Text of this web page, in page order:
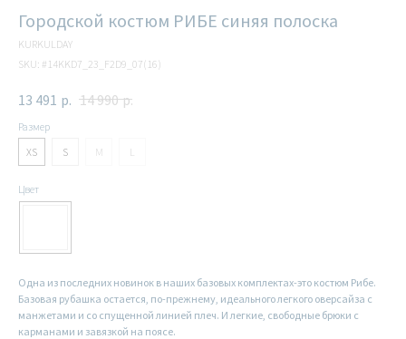
Городской костюм РИБЕ синяя полоска
KURKULDAY
SKU: #14KKD7_23_F2D9_07(16)
13 491 р. 14 990 р.
Размер
XS
S M L
Цвет
Одна из последних новинок в наших базовых комплектах-это костюм Рибе.
Базовая рубашка остается, по-прежнему, идеального легкого оверсайза с
манжетами и со спущенной линией плеч. И легкие, свободные брюки с
карманами и завязкой на поясе.